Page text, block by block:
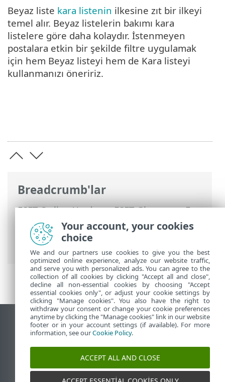
Breadcrumb'lar
ESET Online Yardım>ESET Glossary>E-
posta tehditleri >Kimlik bilgilerini
çalmaya yönelik istenmeyen postaları
tanıma > Beyaz liste
Beyaz liste kara listenin ilkesine zıt bir ilkeyi
temel alır. Beyaz listelerin bakımı kara
listelere göre daha kolaydır. İstenmeyen
postalara etkin bir şekilde filtre uygulamak
için hem Beyaz listeyi hem de Kara listeyi
kullanmanızı öneririz.
Masaüstü sitesini görüntüle
End of Life
ESET Bilgi Bankası
ESET Status Portal
Your account, your cookies
choice
We and our partners use cookies to give you the best
optimized online experience, analyze our website traffic,
and serve you with personalized ads. You can agree to the
collection of all cookies by clicking "Accept all and close",
decline all non-essential cookies by choosing "Accept
essential cookies only", or adjust your cookie settings by
clicking "Manage cookies". You also have the right to
withdraw your consent or change your cookie preferences
anytime by clicking the "Manage cookies" link in our website
footer or in your account settings (if available). For more
information, see ourCookie Policy.
ACCEPT ALL AND CLOSE